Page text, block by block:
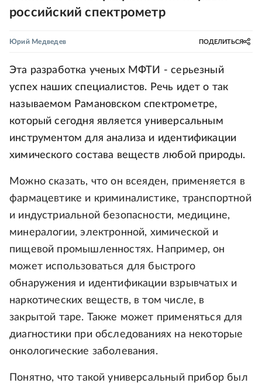
российский спектрометр
Юрий Медведев ПОДЕЛИТЬСЯ
Эта разработка ученых МФТИ - серьезный
успех наших специалистов. Речь идет о так
называемом Рамановском спектрометре,
который сегодня является универсальным
инструментом для анализа и идентификации
химического состава веществ любой природы.
Можно сказать, что он всеяден, применяется в
фармацевтике и криминалистике, транспортной
и индустриальной безопасности, медицине,
минералогии, электронной, химической и
пищевой промышленностях. Например, он
может использоваться для быстрого
обнаружения и идентификации взрывчатых и
наркотических веществ, в том числе, в
закрытой таре. Также может применяться для
диагностики при обследованиях на некоторые
онкологические заболевания.
Понятно, что такой универсальный прибор был